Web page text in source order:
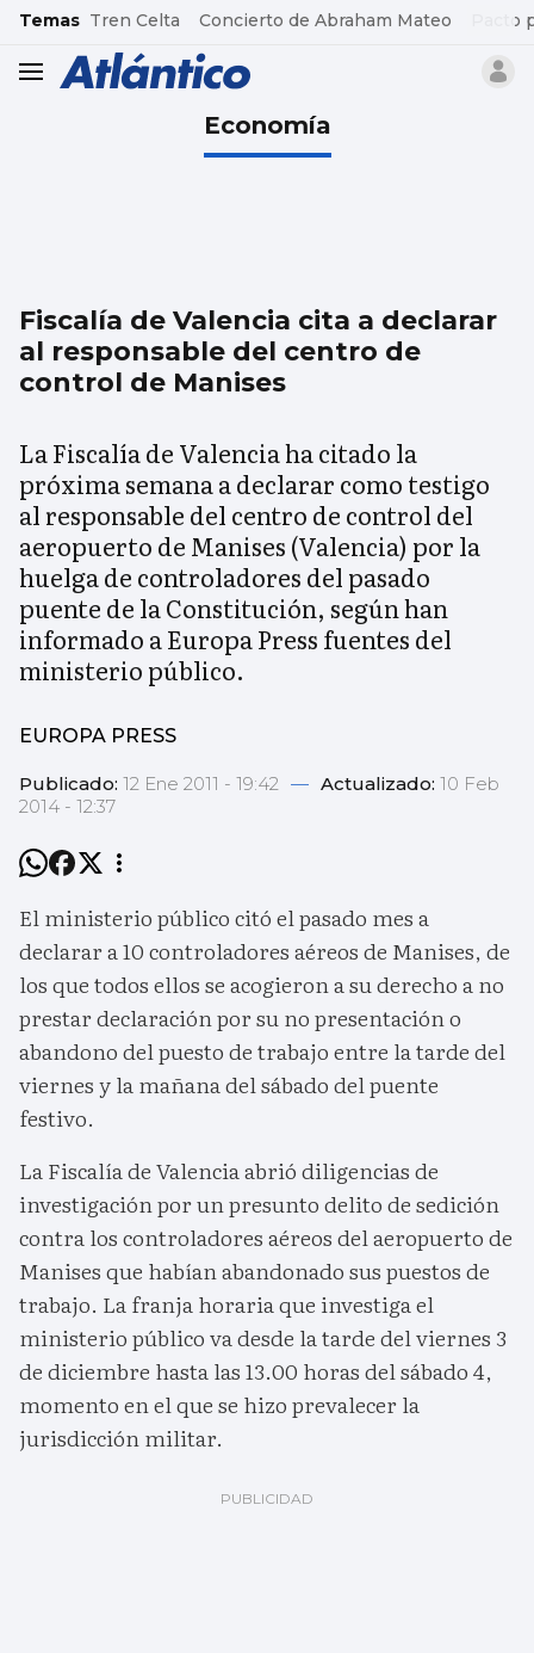
common.go-to-content
Temas Tren Celta Concierto de Abraham Mateo Pacto
header.menu.open
Economía
Fiscalía de Valencia cita a declarar
al responsable del centro de
control de Manises
La Fiscalía de Valencia ha citado la
próxima semana a declarar como testigo
al responsable del centro de control del
aeropuerto de Manises (Valencia) por la
huelga de controladores del pasado
puente de la Constitución, según han
informado a Europa Press fuentes del
ministerio público.
EUROPA PRESS
Publicado: 12 Ene 2011 - 19:42 — Actualizado: 10 Feb
2014 - 12:37
El ministerio público citó el pasado mes a
declarar a 10 controladores aéreos de Manises, de
los que todos ellos se acogieron a su derecho a no
prestar declaración por su no presentación o
abandono del puesto de trabajo entre la tarde del
viernes y la mañana del sábado del puente
festivo.
La Fiscalía de Valencia abrió diligencias de
investigación por un presunto delito de sedición
contra los controladores aéreos del aeropuerto de
Manises que habían abandonado sus puestos de
trabajo. La franja horaria que investiga el
ministerio público va desde la tarde del viernes 3
de diciembre hasta las 13.00 horas del sábado 4,
momento en el que se hizo prevalecer la
jurisdicción militar.